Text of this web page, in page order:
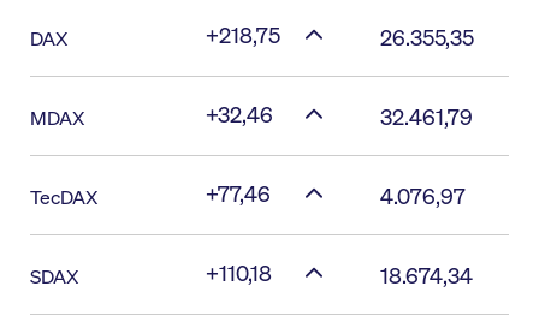
DAX +218,75 26.355,35
MDAX +32,46 32.461,79
TecDAX +77,46 4.076,97
SDAX +110,18 18.674,34